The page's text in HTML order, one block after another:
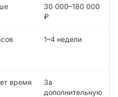
30 000–180 000
₽
1–4 недели
время
За
дополнительную